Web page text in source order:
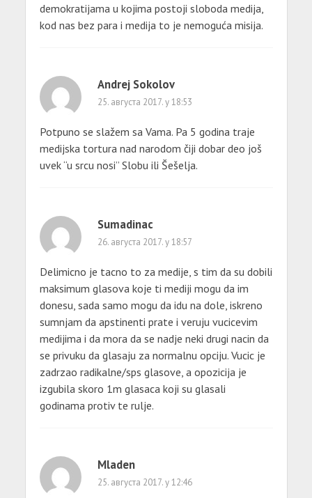
demokratijama u kojima postoji sloboda medija,
kod nas bez para i medija to je nemoguća misija.
Andrej Sokolov
25. августа 2017. у 18:53
Potpuno se slažem sa Vama. Pa 5 godina traje
medijska tortura nad narodom čiji dobar deo još
uvek “u srcu nosi” Slobu ili Šešelja.
Sumadinac
26. августа 2017. у 18:57
Delimicno je tacno to za medije, s tim da su dobili
maksimum glasova koje ti mediji mogu da im
donesu, sada samo mogu da idu na dole, iskreno
sumnjam da apstinenti prate i veruju vucicevim
medijima i da mora da se nadje neki drugi nacin da
se privuku da glasaju za normalnu opciju. Vucic je
zadrzao radikalne/sps glasove, a opozicija je
izgubila skoro 1m glasaca koji su glasali
godinama protiv te rulje.
Mladen
25. августа 2017. у 12:46